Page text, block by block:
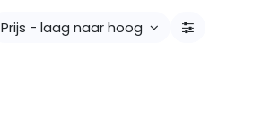
Prijs - laag naar hoog